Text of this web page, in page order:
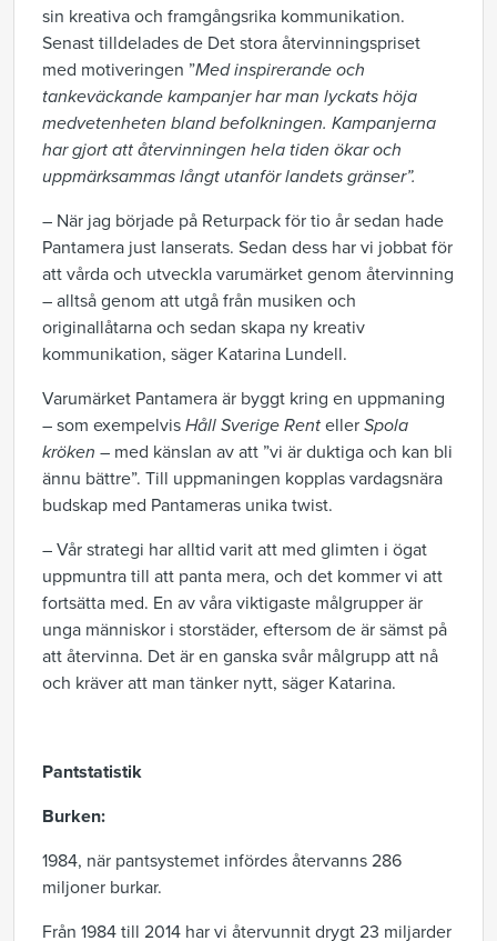
sin kreativa och framgångsrika kommunikation.
Senast tilldelades de Det stora återvinningspriset
med motiveringen ”Med inspirerande och
tankeväckande kampanjer har man lyckats höja
medvetenheten bland befolkningen. Kampanjerna
har gjort att återvinningen hela tiden ökar och
uppmärksammas långt utanför landets gränser”.
– När jag började på Returpack för tio år sedan hade
Pantamera just lanserats. Sedan dess har vi jobbat för
att vårda och utveckla varumärket genom återvinning
– alltså genom att utgå från musiken och
originallåtarna och sedan skapa ny kreativ
kommunikation, säger Katarina Lundell.
Varumärket Pantamera är byggt kring en uppmaning
– som exempelvis Håll Sverige Rent eller Spola
kröken – med känslan av att ”vi är duktiga och kan bli
ännu bättre”. Till uppmaningen kopplas vardagsnära
budskap med Pantameras unika twist.
– Vår strategi har alltid varit att med glimten i ögat
uppmuntra till att panta mera, och det kommer vi att
fortsätta med. En av våra viktigaste målgrupper är
unga människor i storstäder, eftersom de är sämst på
att återvinna. Det är en ganska svår målgrupp att nå
och kräver att man tänker nytt, säger Katarina.
Pantstatistik
Burken:
1984, när pantsystemet infördes återvanns 286
miljoner burkar.
Från 1984 till 2014 har vi återvunnit drygt 23 miljarder